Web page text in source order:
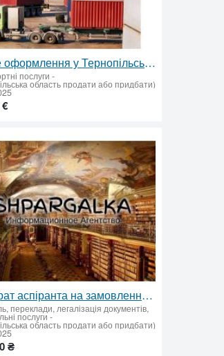
Митне оформлення у Тернопільській області: авто, особисті речі, Т1, імпорт, експорт
послуги -
область продати або придбати)
Реферат аспіранта на замовлення ⚡ Якісно, швидко ✅ Без ШІ
переклади, легалізація документів,
послуги-
область продати або придбати)
₴